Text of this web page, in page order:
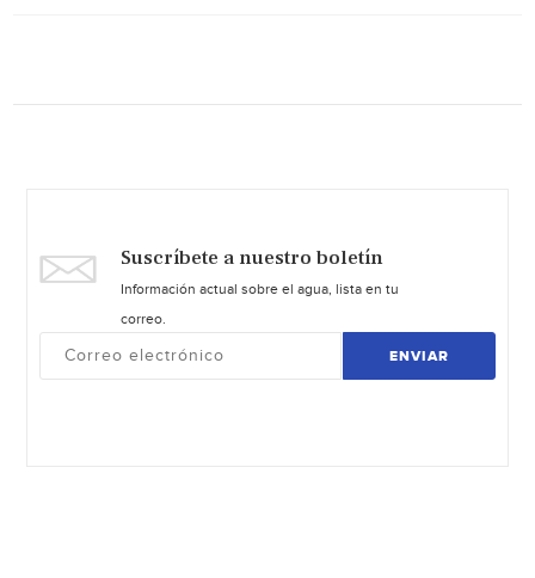
Suscríbete a nuestro boletín
Información actual sobre el agua, lista en tu
correo.
ENVIAR